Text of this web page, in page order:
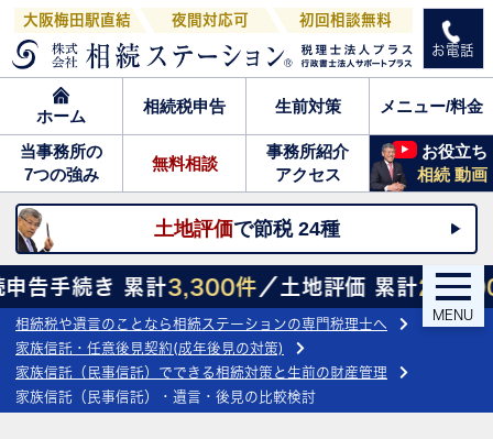
お電話
大阪梅田駅直結 夜間対応可 初回相談無料
MENU
ホーム
相続税申告 生前対策
当事務所の
7つの強み
メニュー/料金
無料相談
事務所紹介
アクセス
お役立ち
相続 動画
土地評価で節税 24種
続き 累計3,300件／土地評価 累計27,800件／
相続税や遺言のことなら相続ステーションの専門税理士へ
家族信託・任意後見契約(成年後見の対策)
家族信託（民事信託）でできる相続対策と生前の財産管理
家族信託（民事信託）・遺言・後見の比較検討